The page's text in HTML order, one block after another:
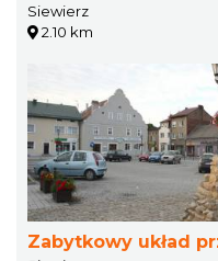
Siewierz
2.10 km
Zabytkowy układ